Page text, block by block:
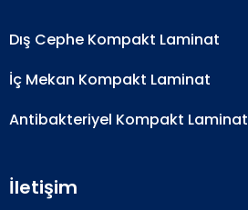
Dış Cephe Kompakt Laminat
İç Mekan Kompakt Laminat
Antibakteriyel Kompakt Laminat
İletişim